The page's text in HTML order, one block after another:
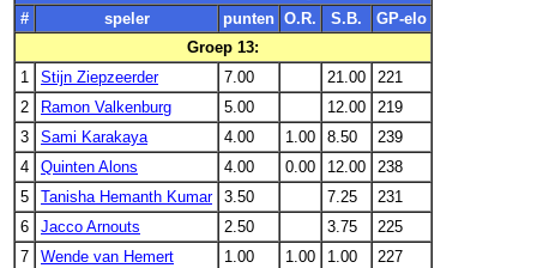
#
speler punten O.R. S.B.
GP-elo
Groep 13:
1
Stijn Ziepzeerder 7.00 21.00
221
2
Ramon Valkenburg 5.00 12.00
219
3
Sami Karakaya 4.00 1.00 8.50
239
4
Quinten Alons 4.00 0.00 12.00
238
5
Tanisha Hemanth Kumar 3.50 7.25
231
6
Jacco Arnouts 2.50 3.75
225
7
Wende van Hemert 1.00 1.00 1.00
227